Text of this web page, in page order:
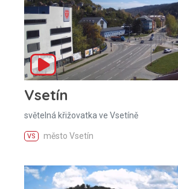
Vsetín
světelná křižovatka ve Vsetíně
VS město Vsetín